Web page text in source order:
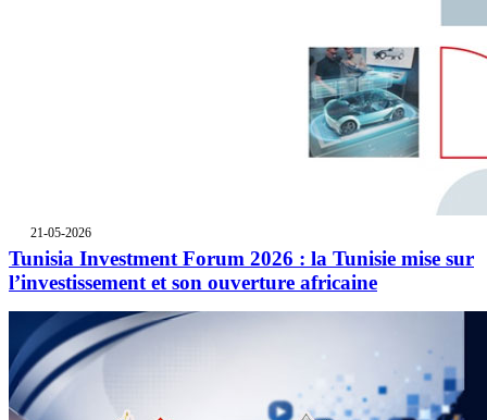
21-05-2026
Tunisia Investment Forum 2026 : la Tunisie mise sur
l’investissement et son ouverture africaine